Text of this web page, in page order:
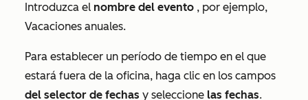
Introduzca el nombre del evento , por ejemplo,
Vacaciones anuales.
Para establecer un período de tiempo en el que
estará fuera de la oficina, haga clic en los campos
del selector de fechas y seleccione las fechas.